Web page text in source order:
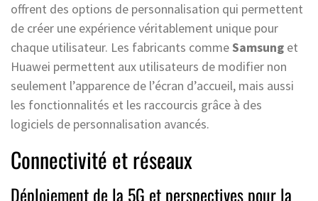
offrent des options de personnalisation qui permettent
de créer une expérience véritablement unique pour
chaque utilisateur. Les fabricants commeSamsung et
Huawei permettent aux utilisateurs de modifier non
seulement l’apparence de l’écran d’accueil, mais aussi
les fonctionnalités et les raccourcis grâce à des
logiciels de personnalisation avancés.
Connectivité et réseaux
Déploiement de la 5G et perspectives pour la